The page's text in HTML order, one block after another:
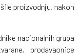
proizvodnju, nakon
nacionalnih grupa
prodavaonice